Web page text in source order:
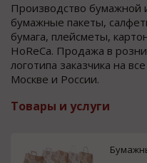
Производство бумажной
бумажные пакеты,
бумага, плейсметы,
HoReCa. Продажа в
логотипа заказчика на
Москве и России.
Товары и услуги